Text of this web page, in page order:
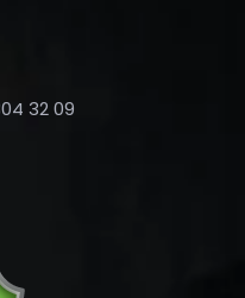
32 09